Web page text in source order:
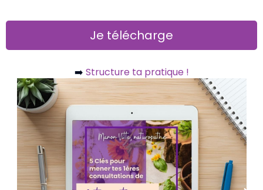
Je télécharge
➡️ Structure ta pratique !